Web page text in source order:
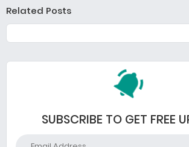
Related Posts
SUBSCRIBE TO GET FREE